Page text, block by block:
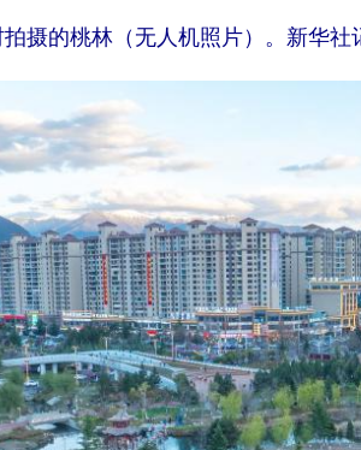
摄的桃林（无人机照片）。新华社